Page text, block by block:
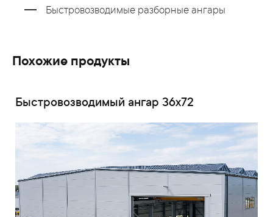
Быстровозводимые разборные ангары
Похожие продукты
Быстровозводимый ангар 36x72